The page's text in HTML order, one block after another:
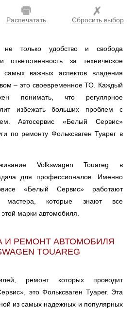
Распечатать Сбросить выбор
только удобство и свобода
за техническое
важных аспектов владения
– это своевременное ТО. Каждый
понимать, что регулярное
избежать больших проблем с
Автосервис «Белый Сервис»
по ремонту Фольксваген Туарег в
Volkswagen Touareg в
для профессионалов. Именно
«Белый Сервис» работают
мастера, которые знают все
марки автомобиля.
И РЕМОНТ АВТОМОБИЛЯ
TOUAREG
ремонт которых проводит
это Фольксваген Туарег. Эта
из самых надежных и популярных